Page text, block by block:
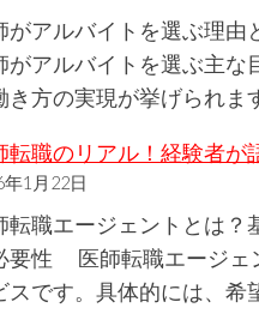
がアルバイトを選ぶ理
がアルバイトを選ぶ主な
き方の実現が挙げられ
転職のリアル！経験者が
年1月22日
転職エージェントとは？
要性 医師転職エージェ
スです。具体的には、